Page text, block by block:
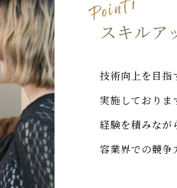
スキルア
技術向上を目指
実施しておりま
経験を積みなが
容業界での競争